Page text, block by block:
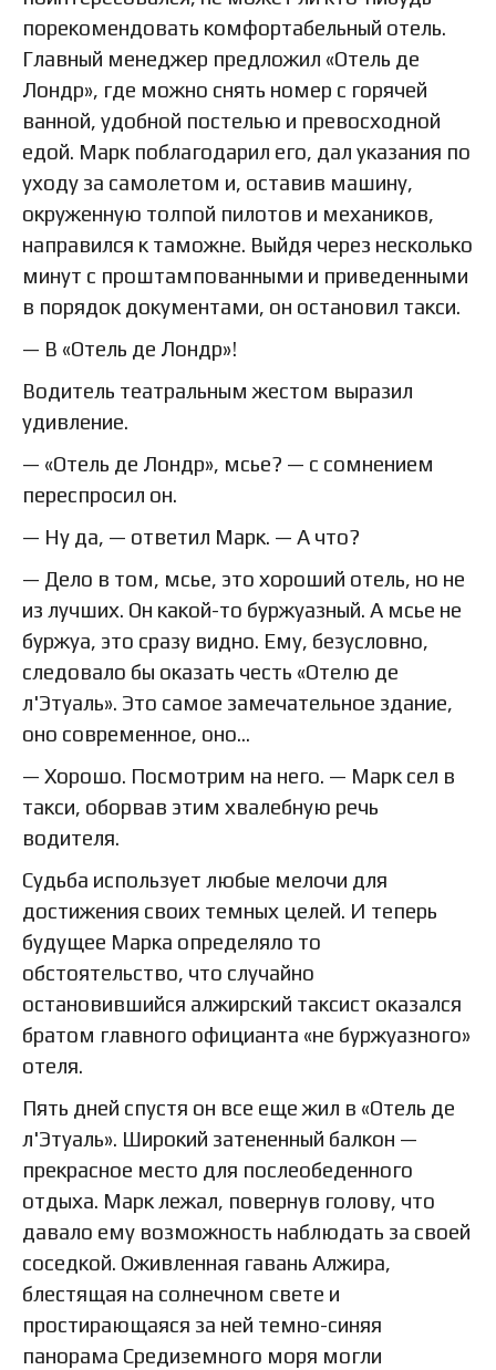
порекомендовать комфортабельный отель.
Главный менеджер предложил «Отель де
Лондр», где можно снять номер с горячей
ванной, удобной постелью и превосходной
едой. Марк поблагодарил его, дал указания по
уходу за самолетом и, оставив машину,
окруженную толпой пилотов и механиков,
направился к таможне. Выйдя через несколько
минут с проштампованными и приведенными
в порядок документами, он остановил такси.
— В «Отель де Лондр»!
Водитель театральным жестом выразил
удивление.
— «Отель де Лондр», мсье? — с сомнением
переспросил он.
— Ну да, — ответил Марк. — А что?
— Дело в том, мсье, это хороший отель, но не
из лучших. Он какой-то буржуазный. А мсье не
буржуа, это сразу видно. Ему, безусловно,
следовало бы оказать честь «Отелю де
л'Этуаль». Это самое замечательное здание,
оно современное, оно…
— Хорошо. Посмотрим на него. — Марк сел в
такси, оборвав этим хвалебную речь
водителя.
Судьба использует любые мелочи для
достижения своих темных целей. И теперь
будущее Марка определяло то
обстоятельство, что случайно
остановившийся алжирский таксист оказался
братом главного официанта «не буржуазного»
отеля.
Пять дней спустя он все еще жил в «Отель де
л'Этуаль». Широкий затененный балкон —
прекрасное место для послеобеденного
отдыха. Марк лежал, повернув голову, что
давало ему возможность наблюдать за своей
соседкой. Оживленная гавань Алжира,
блестящая на солнечном свете и
простирающаяся за ней темно-синяя
панорама Средиземного моря могли